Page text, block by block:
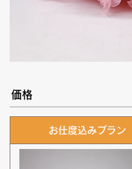
価格
お仕度込みプラン